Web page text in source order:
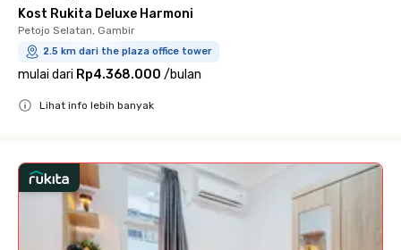
Kost Rukita Deluxe Harmoni
Petojo Selatan, Gambir
2.5 km dari the plaza office tower
mulai dari Rp4.368.000 /bulan
Lihat info lebih banyak